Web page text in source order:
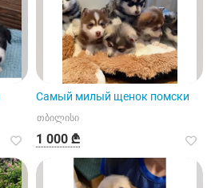
Самый милый щенок помски
თბილისი
1 000 ₾